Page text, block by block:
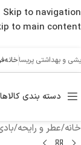
Skip to navigation
to main content
و بهداشتی پریساخانه
دسته بندی کالاها
خانه/عطر و رایحه/